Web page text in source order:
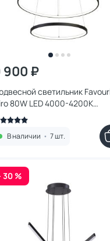
900 ₽
светильник
80W LED 4000-4200К
белый, холодный)
В наличии • 7 шт.
30 %